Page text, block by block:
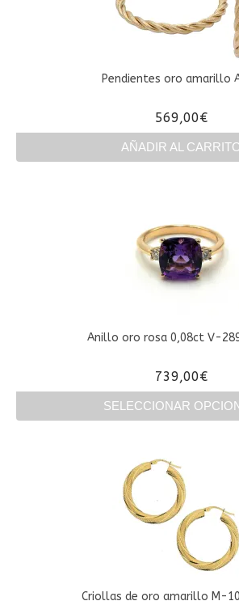
opciones
se
de
producto
Pendientes oro amarillo
569,00€
AÑADIR AL
Anillo oro rosa 0,08ct V-
739,00€
SELECCIONAR
múltiples
variantes.
Las
opciones
se
pueden
elegir
en
Criollas de oro amarillo M-